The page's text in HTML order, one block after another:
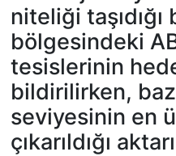
niteliği
bölgesindeki
tesislerinin
bildirilirken,
seviyesinin en
çıkarıldığı